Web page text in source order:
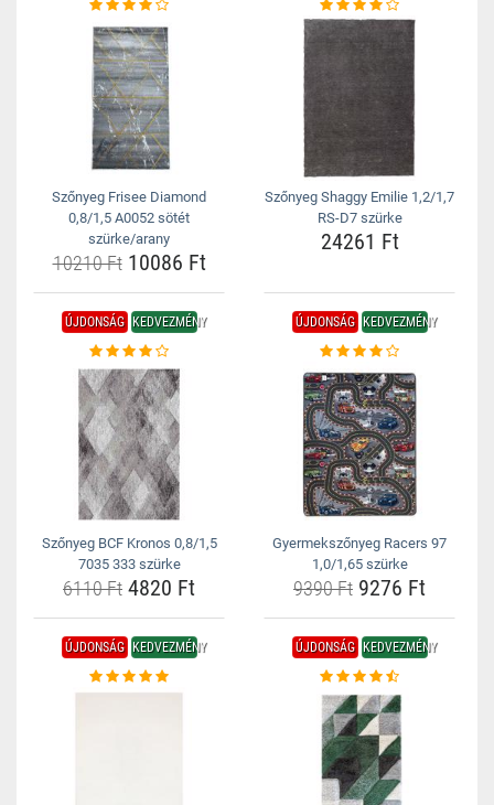
Szőnyeg Frisee Diamond
0,8/1,5 A0052 sötét
szürke/arany
10210 Ft10086 Ft
Szőnyeg Shaggy Emilie 1,2/1,7
RS-D7 szürke
24261 Ft
ÚJDONSÁG KEDVEZMÉNY
Szőnyeg BCF Kronos 0,8/1,5
7035 333 szürke
6110 Ft 4820 Ft
ÚJDONSÁG KEDVEZMÉNY
Gyermekszőnyeg Racers 97
1,0/1,65 szürke
9390 Ft 9276 Ft
ÚJDONSÁG KEDVEZMÉNY ÚJDONSÁG KEDVEZMÉNY